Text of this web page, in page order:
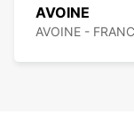
AVOINE
AVOINE -